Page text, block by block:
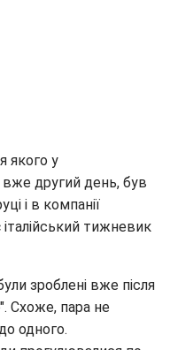
якого у
другий день, був
і в компанії
тижневик
зроблені вже після
Схоже, пара не
одного.